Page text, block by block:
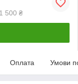
500 ₴
Оплата Умови